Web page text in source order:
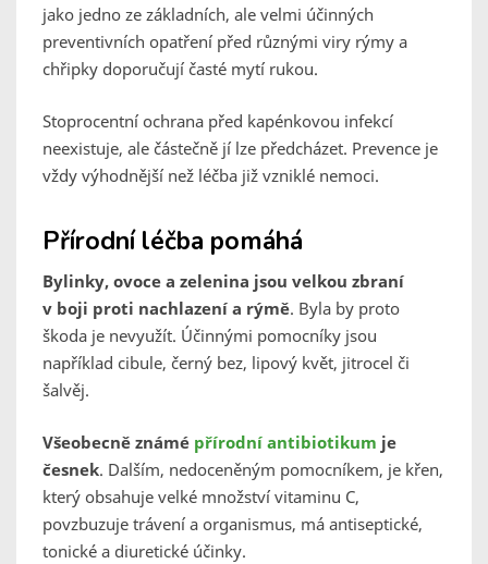
jako jedno ze základních, ale velmi účinných
preventivních opatření před různými viry rýmy a
chřipky doporučují časté mytí rukou.
Stoprocentní ochrana před kapénkovou infekcí
neexistuje, ale částečně jí lze předcházet. Prevence je
vždy výhodnější než léčba již vzniklé nemoci.
Přírodní léčba pomáhá
Bylinky, ovoce a zelenina jsou velkou zbraní
v boji proti nachlazení a rýmě. Byla by proto
škoda je nevyužít. Účinnými pomocníky jsou
například cibule, černý bez, lipový květ, jitrocel či
šalvěj.
Všeobecně známé přírodní antibiotikum je
česnek. Dalším, nedoceněným pomocníkem, je křen,
který obsahuje velké množství vitaminu C,
povzbuzuje trávení a organismus, má antiseptické,
tonické a diuretické účinky.